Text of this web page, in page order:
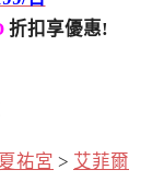
折扣享優惠!
夏祐宮 > 艾菲爾